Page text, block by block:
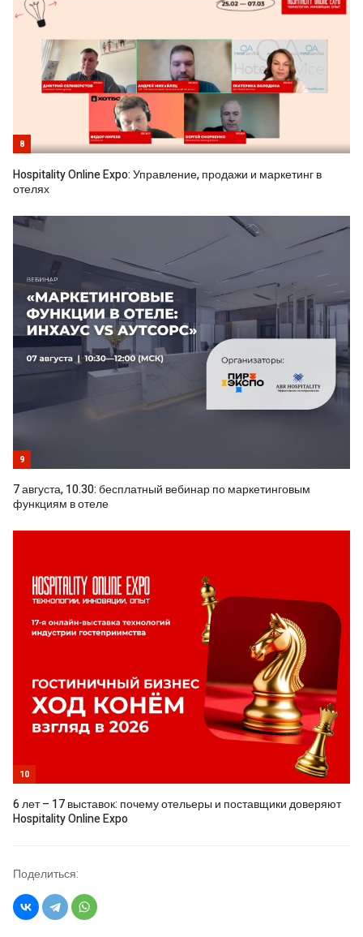
8
Hospitality Online Expo: Управление, продажи и маркетинг в
отелях
9
7 августа, 10.30: бесплатный вебинар по маркетинговым
функциям в отеле
10
6 лет – 17 выставок: почему отельеры и поставщики доверяют
Hospitality Online Expo
Поделиться: